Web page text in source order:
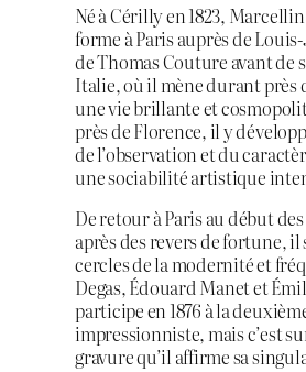
Né à Cérilly en 1823,
forme à Paris auprès de
de Thomas Couture avant de
Italie, où il mène durant près
une vie brillante et
près de Florence, il y
de l’observation et du
une sociabilité artistique
De retour à Paris au début des
après des revers de fortune, il
cercles de la modernité et
Degas, Édouard Manet et
participe en 1876 à la
impressionniste, mais c’est
gravure qu’il affirme sa